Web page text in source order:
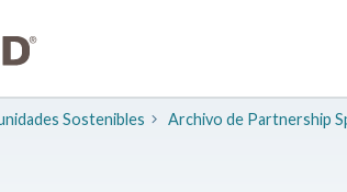
Sostenibles Archivo de Partnership